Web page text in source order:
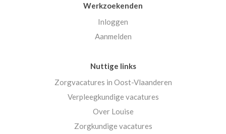
Werkzoekenden
Inloggen
Aanmelden
Nuttige links
Zorgvacatures in Oost-Vlaanderen
Verpleegkundige vacatures
Over Louise
Zorgkundige vacatures